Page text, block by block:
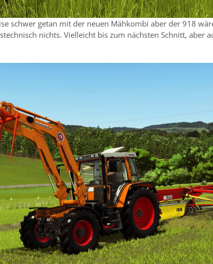
schwer getan mit der neuen Mähkombi aber der 918
nichts. Vielleicht bis zum nächsten Schnitt, aber